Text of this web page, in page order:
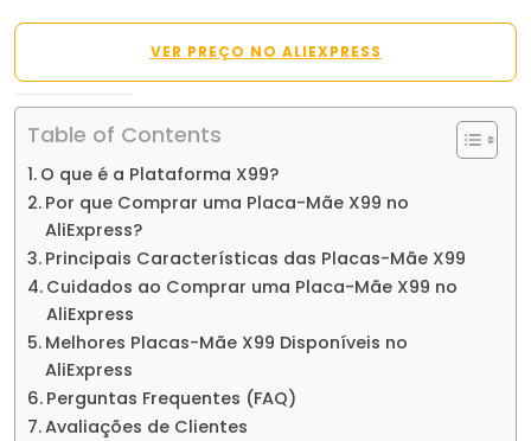
VER PREÇO NO ALIEXPRESS
Table of Contents
O que é a Plataforma X99?
Por que Comprar uma Placa-Mãe X99 no
AliExpress?
Principais Características das Placas-Mãe X99
Cuidados ao Comprar uma Placa-Mãe X99 no
AliExpress
Melhores Placas-Mãe X99 Disponíveis no
AliExpress
Perguntas Frequentes (FAQ)
Avaliações de Clientes